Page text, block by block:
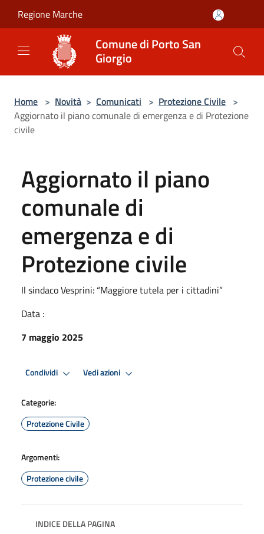
Regione Marche
Comune di Porto San
Giorgio
Home > Novità > Comunicati > Protezione Civile >
Aggiornato il piano comunale di emergenza e di Protezione
civile
Aggiornato il piano
comunale di
emergenza e di
Protezione civile
Il sindaco Vesprini: “Maggiore tutela per i cittadini”
Data :
7 maggio 2025
Condividi Vedi azioni
Categorie:
Protezione Civile
Argomenti:
Protezione civile
INDICE DELLA PAGINA